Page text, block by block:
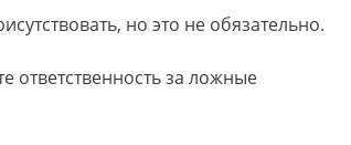
но это не обязательно.
ответственность за ложные